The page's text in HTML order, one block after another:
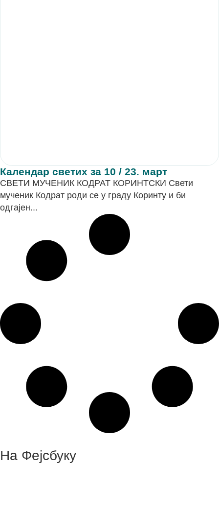
Календар светих за 10 / 23. март
СВЕТИ МУЧЕНИК КОДРАТ КОРИНТСКИ Свети
мученик Кодрат роди се у граду Коринту и би
одгајен...
На Фејсбуку